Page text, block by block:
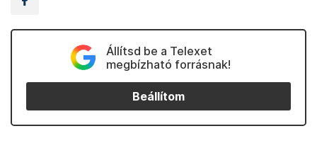
Állítsd be a Telexet
megbízható forrásnak!
Beállítom